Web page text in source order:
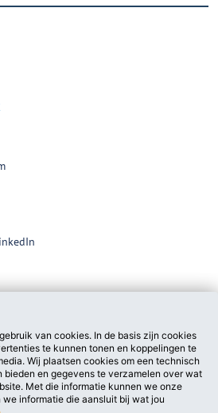
van cookies. In de basis zijn cookies
te kunnen tonen en koppelingen te
Wij plaatsen cookies om een technisch
en gegevens te verzamelen over wat
Met die informatie kunnen we onze
informatie die aansluit bij wat jou